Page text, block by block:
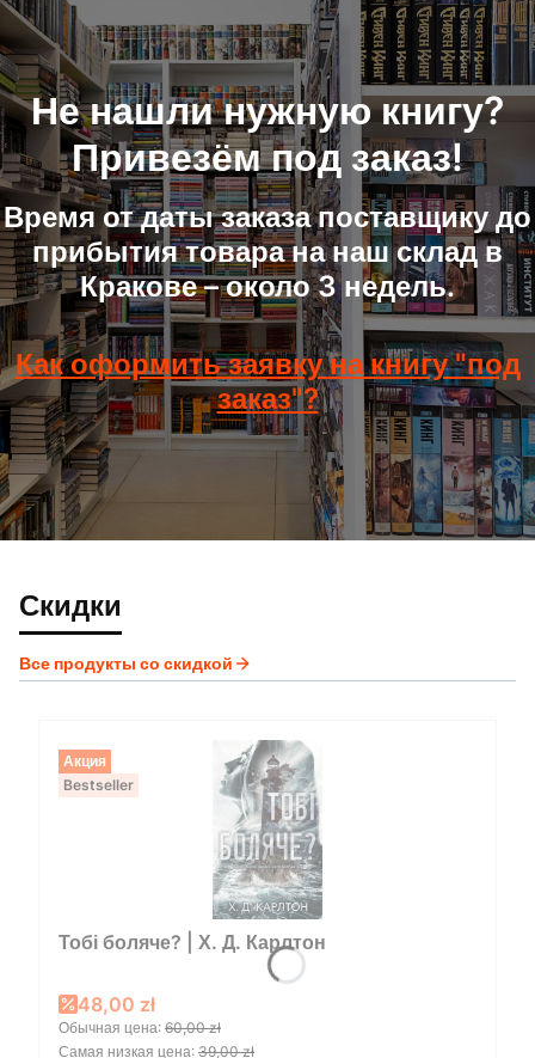
Не нашли нужную книгу?
Привезём под заказ!
Время от даты заказа поставщику до
прибытия товара на наш склад в
Кракове – около 3 недель.
Как оформить заявку на книгу "под
заказ"?
Скидки
Все продукты со скидкой
Акция
Bestseller
Тобі боляче? | Х. Д. Карлтон
Promotional price
48,00 zł
Обычная цена: 60,00 zł
Самая низкая цена: 39,00 zł